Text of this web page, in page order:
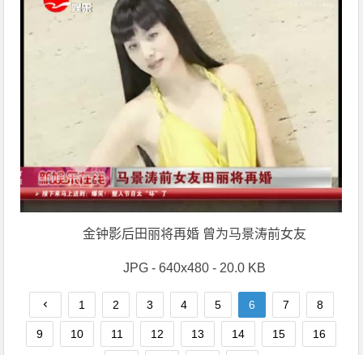
金钟影后田丽将再婚 曾为马景涛前女友
JPG - 640x480 - 20.0 KB
1 2 3 4 5 6 7 8
9 10 11 12 13 14 15 16